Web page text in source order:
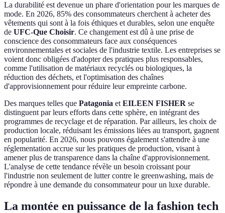
La durabilité est devenue un phare d'orientation pour les marques de
mode. En 2026, 85% des consommateurs cherchent à acheter des
vêtements qui sont à la fois éthiques et durables, selon une enquête
de UFC-Que Choisir. Ce changement est dû à une prise de
conscience des consommateurs face aux conséquences
environnementales et sociales de l'industrie textile. Les entreprises se
voient donc obligées d'adopter des pratiques plus responsables,
comme l'utilisation de matériaux recyclés ou biologiques, la
réduction des déchets, et l'optimisation des chaînes
d'approvisionnement pour réduire leur empreinte carbone.
Des marques telles que Patagonia et EILEEN FISHER se
distinguent par leurs efforts dans cette sphère, en intégrant des
programmes de recyclage et de réparation. Par ailleurs, les choix de
production locale, réduisant les émissions liées au transport, gagnent
en popularité. En 2026, nous pouvons également s'attendre à une
réglementation accrue sur les pratiques de production, visant à
amener plus de transparence dans la chaîne d'approvisionnement.
L'analyse de cette tendance révèle un besoin croissant pour
l'industrie non seulement de lutter contre le greenwashing, mais de
répondre à une demande du consommateur pour un luxe durable.
La montée en puissance de la fashion tech